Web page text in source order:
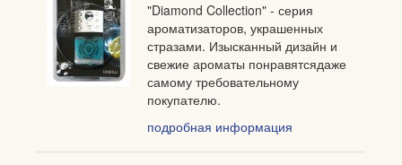
"Diamond Collection" - серия
ароматизаторов, украшенных
стразами. Изысканный дизайн и
свежие ароматы понравятсядаже
самому требовательному
покупателю.
подробная информация